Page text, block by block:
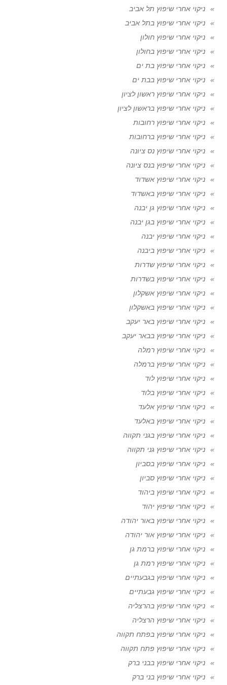
ניקוי אחרי שיפוץ תל אביב
ניקוי אחרי שיפוץ בתל אביב
ניקוי אחרי שיפוץ חולון
ניקוי אחרי שיפוץ בחולון
ניקוי אחרי שיפוץ בת ים
ניקוי אחרי שיפוץ בבת ים
ניקוי אחרי שיפוץ ראשון לציון
ניקוי אחרי שיפוץ בראשון לציון
ניקוי אחרי שיפוץ רחובות
ניקוי אחרי שיפוץ ברחובות
ניקוי אחרי שיפוץ נס ציונה
ניקוי אחרי שיפוץ בנס ציונה
ניקוי אחרי שיפוץ אשדוד
ניקוי אחרי שיפוץ באשדוד
ניקוי אחרי שיפוץ גן יבנה
ניקוי אחרי שיפוץ בגן יבנה
ניקוי אחרי שיפוץ יבנה
ניקוי אחרי שיפוץ ביבנה
ניקוי אחרי שיפוץ שדרות
ניקוי אחרי שיפוץ בשדרות
ניקוי אחרי שיפוץ אשקלון
ניקוי אחרי שיפוץ באשקלון
ניקוי אחרי שיפוץ באר יעקב
ניקוי אחרי שיפוץ בבאר יעקב
ניקוי אחרי שיפוץ רמלה
ניקוי אחרי שיפוץ ברמלה
ניקוי אחרי שיפוץ לוד
ניקוי אחרי שיפוץ בלוד
ניקוי אחרי שיפוץ אלעד
ניקוי אחרי שיפוץ באלעד
ניקוי אחרי שיפוץ בגני תקווה
ניקוי אחרי שיפוץ גני תקווה
ניקוי אחרי שיפוץ בסביון
ניקוי אחרי שיפוץ סביון
ניקוי אחרי שיפוץ ביהוד
ניקוי אחרי שיפוץ יהוד
ניקוי אחרי שיפוץ באור יהודה
ניקוי אחרי שיפוץ אור יהודה
ניקוי אחרי שיפוץ ברמת גן
ניקוי אחרי שיפוץ רמת גן
ניקוי אחרי שיפוץ בגבעתיים
ניקוי אחרי שיפוץ גבעתיים
ניקוי אחרי שיפוץ בהרצליה
ניקוי אחרי שיפוץ הרצליה
ניקוי אחרי שיפוץ בפתח תקווה
ניקוי אחרי שיפוץ פתח תקווה
ניקוי אחרי שיפוץ בבני ברק
ניקוי אחרי שיפוץ בני ברק